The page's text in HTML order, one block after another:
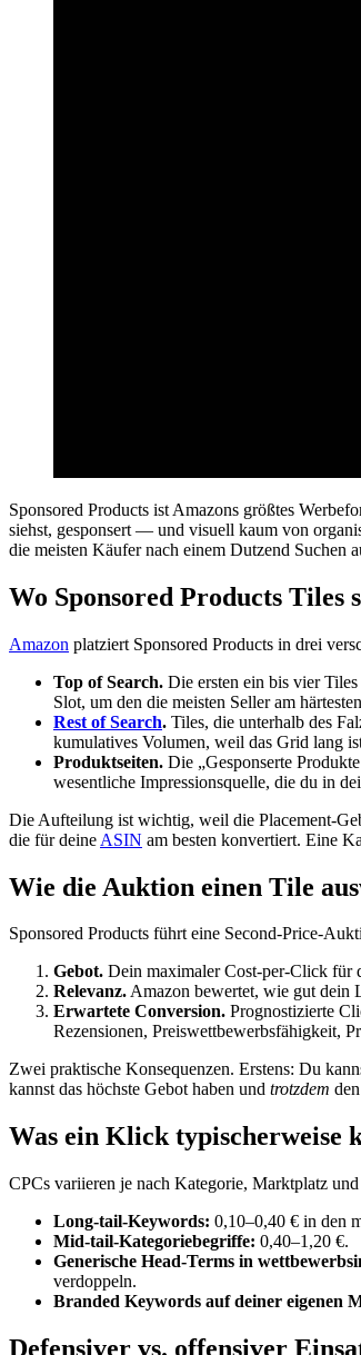
Sponsored Products ist Amazons größtes
siehst, gesponsert — und visuell kaum von
die meisten Käufer nach einem Dutzend Suchen
Wo Sponsored Products Tiles
Amazon platziert Sponsored Products in drei
Top of Search. Die ersten ein bis vier
Slot, um den die meisten Seller am
Rest of Search. Tiles, die unterhalb des
kumulatives Volumen, weil das Grid lang
Produktseiten. Die „Gesponserte
wesentliche Impressionsquelle, die du in
Die Aufteilung ist wichtig, weil die Placement-
die für deine ASIN am besten konvertiert. Eine
Wie die Auktion einen Tile
Sponsored Products führt eine Second-Price-
Gebot. Dein maximaler Cost-per-Click für
Relevanz.Amazon bewertet, wie gut dein
Erwartete Conversion. Prognostizierte
Rezensionen, Preiswettbewerbsfähigkeit,
Zwei praktische Konsequenzen. Erstens: Du
kannst das höchste Gebot haben und trotzdem
Was ein Klick typischerweise
CPCs variieren je nach Kategorie, Marktplatz
Long-tail-Keywords: 0,10–0,40 € in den
Mid-tail-Kategoriebegriffe: 0,40–1,20 €.
Generische Head-Terms in
verdoppeln.
Branded Keywords auf deiner eigenen
Defensiver vs. offensiver